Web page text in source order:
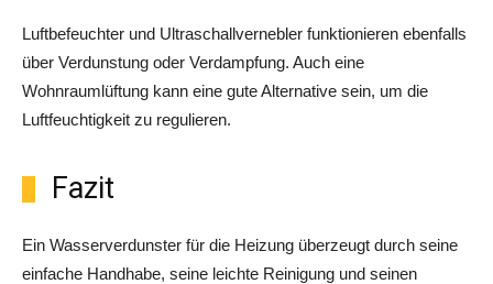
Luftbefeuchter und Ultraschallvernebler funktionieren ebenfalls
über Verdunstung oder Verdampfung. Auch eine
Wohnraumlüftung kann eine gute Alternative sein, um die
Luftfeuchtigkeit zu regulieren.
Fazit
Ein Wasserverdunster für die Heizung überzeugt durch seine
einfache Handhabe, seine leichte Reinigung und seinen